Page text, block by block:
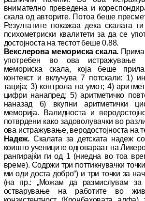
внимателно пре­ве­де­на и
ска­ла од авторите. Потоа беше
Резултатите покажаа дека ска­ла­та
психометриски ква­ли­тети за да се
дос­тојноста на тестот беше 0.88.
Векслерова мемориска скала.
употребен во ова ис­тра­жу­ва­ње
мемориска скала, која беше
контекст и вклучува 7 потскали: 1)
тација; 3) контрола на умот; 4)
цифри нанапред; 5) ари­тметичко
на­на­зад 6) вкупни аритметички
меморија. Валидноста и
потврдени како за­до­во­лу­вачки во
ова ис­тражување, веродостојноста на
Надеж.Скалата за детската надеж
коишто учениците одговараат на
рангирајќи ги од 1 (ниедна во тоа
време). Содржи три поттикнувачки
ми оди доста доб­ро“) и три точки за
(на пр.: „Можам да размислувам за
остварување на работите во